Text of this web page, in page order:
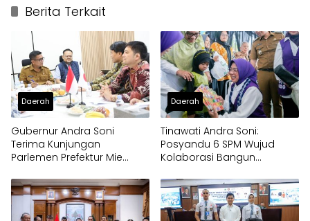
Berita Terkait
Daerah
Gubernur Andra Soni
Terima Kunjungan
Parlemen Prefektur Mie
Daerah
Tinawati Andra Soni:
Posyandu 6 SPM Wujud
Kolaborasi Bangun